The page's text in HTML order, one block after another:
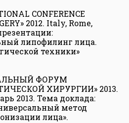
CONFERENCE
2012. Italy, Rome,
липофилинг лица.
техники»
ФОРУМ
ХИРУРГИИ» 2013.
2013. Тема доклада:
метод
лица».